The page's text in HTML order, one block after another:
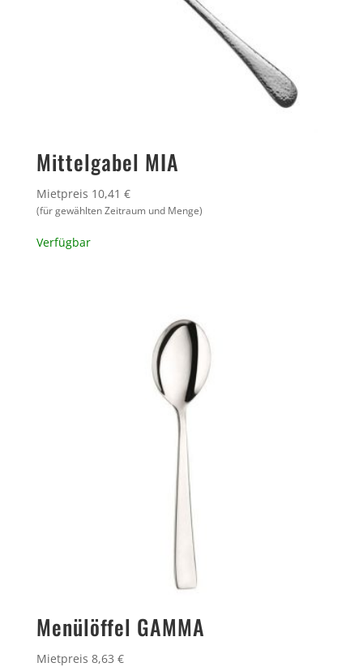
Mittelgabel MIA
Mietpreis 10,41 €
(für gewählten Zeitraum und Menge)
Verfügbar
Menülöffel GAMMA
Mietpreis 8,63 €